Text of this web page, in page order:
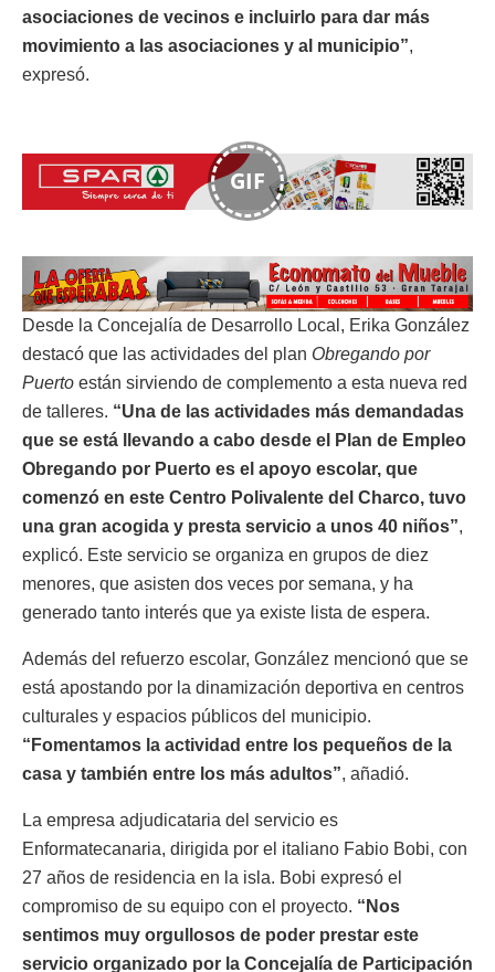
asociaciones de vecinos e incluirlo para dar más
movimiento a las asociaciones y al municipio”,
expresó.
GIF
Desde la Concejalía de Desarrollo Local, Erika González
destacó que las actividades del plan Obregando por
Puerto están sirviendo de complemento a esta nueva red
de talleres. “Una de las actividades más demandadas
que se está llevando a cabo desde el Plan de Empleo
Obregando por Puerto es el apoyo escolar, que
comenzó en este Centro Polivalente del Charco, tuvo
una gran acogida y presta servicio a unos 40 niños”,
explicó. Este servicio se organiza en grupos de diez
menores, que asisten dos veces por semana, y ha
generado tanto interés que ya existe lista de espera.
Además del refuerzo escolar, González mencionó que se
está apostando por la dinamización deportiva en centros
culturales y espacios públicos del municipio.
“Fomentamos la actividad entre los pequeños de la
casa y también entre los más adultos”, añadió.
La empresa adjudicataria del servicio es
Enformatecanaria, dirigida por el italiano Fabio Bobi, con
27 años de residencia en la isla. Bobi expresó el
compromiso de su equipo con el proyecto. “Nos
sentimos muy orgullosos de poder prestar este
servicio organizado por la Concejalía de Participación